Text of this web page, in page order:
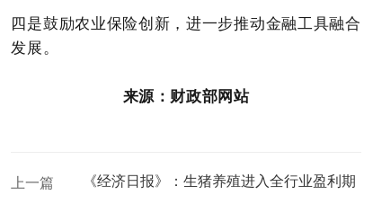
四是鼓励农业保险创新，进一步推动金融工具融合
发展。
来源：财政部网站
上一篇 《经济日报》：生猪养殖进入全行业盈利期